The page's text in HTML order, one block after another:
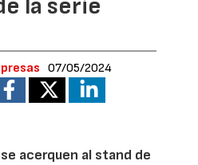
la serie
07/05/2024
acerquen al stand de